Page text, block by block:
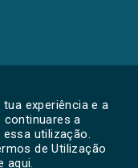
experiência e a
a
utilização.
de Utilização
aqui.